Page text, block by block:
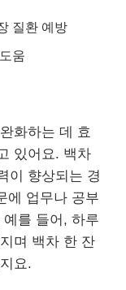
질환 예방
움
화하는 데 효
있어요. 백차
이 향상되는 경
에 업무나 공부
를 들어, 하루
며 백차 한 잔
요.